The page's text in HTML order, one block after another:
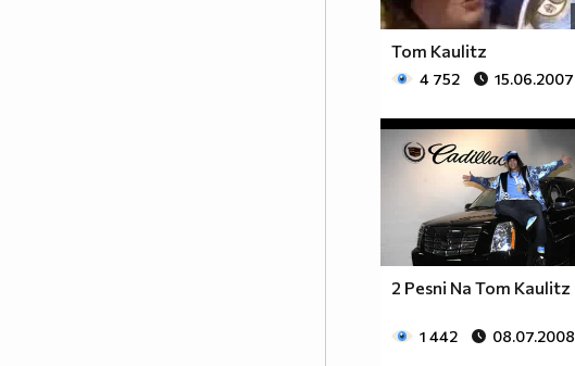
Tom Kaulitz
4 752 15.06.2007
2 Pesni Na Tom Kaulitz
1 442 08.07.2008